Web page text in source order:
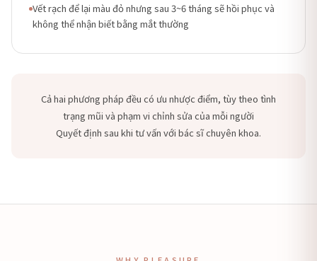
Vết rạch để lại màu đỏ nhưng sau 3~6 tháng sẽ hồi phục và
không thể nhận biết bằng mắt thường
Cả hai phương pháp đều có ưu nhược điểm, tùy theo tình
trạng mũi và phạm vi chỉnh sửa của mỗi người
Quyết định sau khi tư vấn với bác sĩ chuyên khoa.